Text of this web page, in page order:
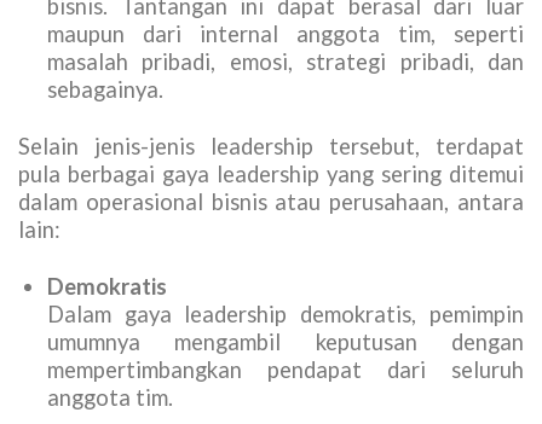
bisnis. Tantangan ini dapat berasal dari luar
maupun dari internal anggota tim, seperti
masalah pribadi, emosi, strategi pribadi, dan
sebagainya.
Selain jenis-jenis leadership tersebut, terdapat
pula berbagai gaya leadership yang sering ditemui
dalam operasional bisnis atau perusahaan, antara
lain:
Demokratis
Dalam gaya leadership demokratis, pemimpin
umumnya mengambil keputusan dengan
mempertimbangkan pendapat dari seluruh
anggota tim.